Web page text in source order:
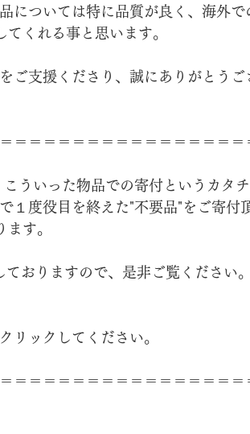
については特に品質が良く、海外で
くれる事と思います。
ご支援くださり、誠にありがとうご
＝＝＝＝＝＝＝＝＝＝＝＝＝＝＝＝
ういった物品での寄付というカタ
１度役目を終えた"不要品"をご寄付
す。
おりますので、是非ご覧ください。
リックしてください。
＝＝＝＝＝＝＝＝＝＝＝＝＝＝＝＝